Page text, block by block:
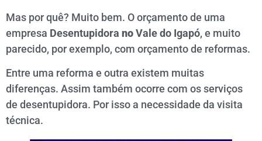
Mas por quê? Muito bem. O orçamento de uma
empresa Desentupidora noVale do Igapó, e muito
parecido, por exemplo, com orçamento de reformas.
Entre uma reforma e outra existem muitas
diferenças. Assim também ocorre com os serviços
de desentupidora. Por isso a necessidade da visita
técnica.